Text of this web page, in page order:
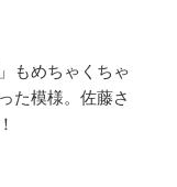
もめちゃくちゃ
た模様。佐藤さ